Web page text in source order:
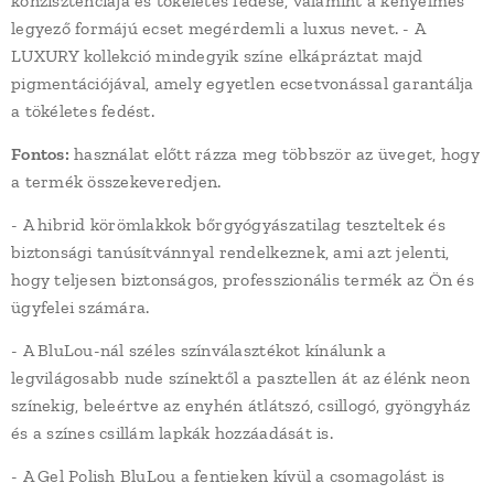
legyező formájú ecset megérdemli a luxus nevet. - A
LUXURY kollekció mindegyik színe elkápráztat majd
pigmentációjával, amely egyetlen ecsetvonással garantálja
a tökéletes fedést.
Fontos: használat előtt rázza meg többször az üveget, hogy
a termék összekeveredjen.
- A hibrid körömlakkok bőrgyógyászatilag teszteltek és
biztonsági tanúsítvánnyal rendelkeznek, ami azt jelenti,
hogy teljesen biztonságos, professzionális termék az Ön és
ügyfelei számára.
- A BluLou-nál széles színválasztékot kínálunk a
legvilágosabb nude színektől a pasztellen át az élénk neon
színekig, beleértve az enyhén átlátszó, csillogó, gyöngyház
és a színes csillám lapkák hozzáadását is.
- A Gel Polish BluLou a fentieken kívül a csomagolást is